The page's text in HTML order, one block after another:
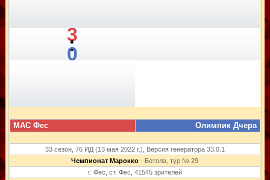
3
:
0
МАС Фес Олимпик Дчера
33 сезон, 76 ИД (13 мая 2022 г.), Версия генератора 33.0.1
Чемпионат Марокко - Ботола, тур № 29
г. Фес, ст. Фес, 41545 зрителей